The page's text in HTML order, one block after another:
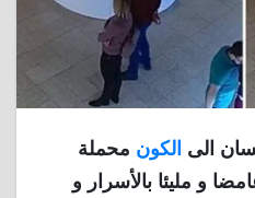
الى الكون محملة
و مليئا بالأسرار و